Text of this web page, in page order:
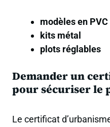
modèles en PVC
kits métal
plots réglables
Demander un
pour sécuriser le
Le certificat